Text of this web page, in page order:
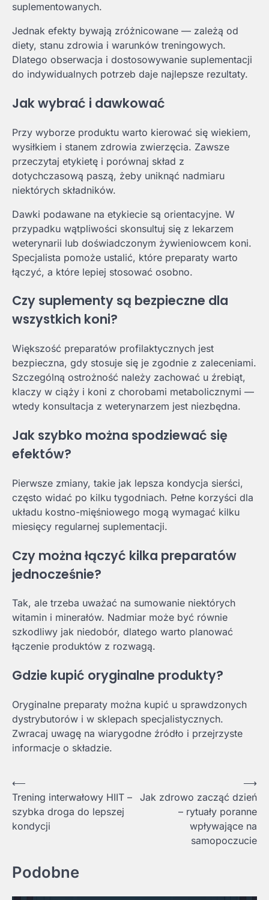
suplementowanych.
Jednak efekty bywają zróżnicowane — zależą od
diety, stanu zdrowia i warunków treningowych.
Dlatego obserwacja i dostosowywanie suplementacji
do indywidualnych potrzeb daje najlepsze rezultaty.
Jak wybrać i dawkować
Przy wyborze produktu warto kierować się wiekiem,
wysiłkiem i stanem zdrowia zwierzęcia. Zawsze
przeczytaj etykietę i porównaj skład z
dotychczasową paszą, żeby uniknąć nadmiaru
niektórych składników.
Dawki podawane na etykiecie są orientacyjne. W
przypadku wątpliwości skonsultuj się z lekarzem
weterynarii lub doświadczonym żywieniowcem koni.
Specjalista pomoże ustalić, które preparaty warto
łączyć, a które lepiej stosować osobno.
Czy suplementy są bezpieczne dla
wszystkich koni?
Większość preparatów profilaktycznych jest
bezpieczna, gdy stosuje się je zgodnie z zaleceniami.
Szczególną ostrożność należy zachować u źrebiąt,
klaczy w ciąży i koni z chorobami metabolicznymi —
wtedy konsultacja z weterynarzem jest niezbędna.
Jak szybko można spodziewać się
efektów?
Pierwsze zmiany, takie jak lepsza kondycja sierści,
często widać po kilku tygodniach. Pełne korzyści dla
układu kostno-mięśniowego mogą wymagać kilku
miesięcy regularnej suplementacji.
Czy można łączyć kilka preparatów
jednocześnie?
Tak, ale trzeba uważać na sumowanie niektórych
witamin i minerałów. Nadmiar może być równie
szkodliwy jak niedobór, dlatego warto planować
łączenie produktów z rozwagą.
Gdzie kupić oryginalne produkty?
Oryginalne preparaty można kupić u sprawdzonych
dystrybutorów i w sklepach specjalistycznych.
Zwracaj uwagę na wiarygodne źródło i przejrzyste
informacje o składzie.
Nawigacja
wpisu
⟵
Trening interwałowy HIIT –
szybka droga do lepszej
kondycji
Jak zdrowo zacząć dzień
– rytuały poranne
wpływające na
samopoczucie
⟶
Podobne